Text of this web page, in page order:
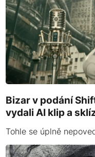
Bizar v podání
vydali AI klip a
Tohle se úplně